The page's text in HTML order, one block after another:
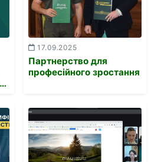
17.09.2025
Партнерство для
професійного зростання